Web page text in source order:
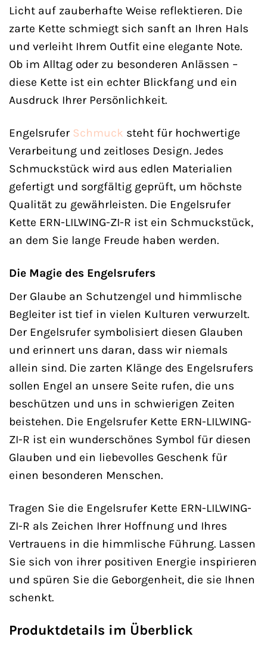
Licht auf zauberhafte Weise reflektieren. Die
zarte Kette schmiegt sich sanft an Ihren Hals
und verleiht Ihrem Outfit eine elegante Note.
Ob im Alltag oder zu besonderen Anlässen –
diese Kette ist ein echter Blickfang und ein
Ausdruck Ihrer Persönlichkeit.
Engelsrufer Schmuck steht für hochwertige
Verarbeitung und zeitloses Design. Jedes
Schmuckstück wird aus edlen Materialien
gefertigt und sorgfältig geprüft, um höchste
Qualität zu gewährleisten. Die Engelsrufer
Kette ERN-LILWING-ZI-R ist ein Schmuckstück,
an dem Sie lange Freude haben werden.
Die Magie des Engelsrufers
Der Glaube an Schutzengel und himmlische
Begleiter ist tief in vielen Kulturen verwurzelt.
Der Engelsrufer symbolisiert diesen Glauben
und erinnert uns daran, dass wir niemals
allein sind. Die zarten Klänge des Engelsrufers
sollen Engel an unsere Seite rufen, die uns
beschützen und uns in schwierigen Zeiten
beistehen. Die Engelsrufer Kette ERN-LILWING-
ZI-R ist ein wunderschönes Symbol für diesen
Glauben und ein liebevolles Geschenk für
einen besonderen Menschen.
Tragen Sie die Engelsrufer Kette ERN-LILWING-
ZI-R als Zeichen Ihrer Hoffnung und Ihres
Vertrauens in die himmlische Führung. Lassen
Sie sich von ihrer positiven Energie inspirieren
und spüren Sie die Geborgenheit, die sie Ihnen
schenkt.
Produktdetails im Überblick